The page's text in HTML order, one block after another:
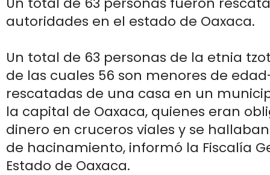
autoridades en el estado de Oaxaca.
Un total de 63 personas de la etnia
de las cuales 56 son menores de
rescatadas de una casa en un
la capital de Oaxaca, quienes eran
dinero en cruceros viales y se
de hacinamiento, informó la Fiscalía
Estado de Oaxaca.